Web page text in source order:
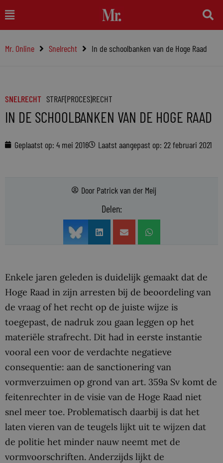
naar
inhoud
Main
Menu
Mr. Online Snelrecht In de schoolbanken van de Hoge Raad
SNELRECHT STRAF(PROCES)RECHT
IN DE SCHOOLBANKEN VAN DE HOGE RAAD
Geplaatst op: 4 mei 2016 Laatst aangepast op: 22 februari 2021
Door Patrick van der Meij
Delen:
Enkele jaren geleden is duidelijk gemaakt dat de
Hoge Raad in zijn arresten bij de beoordeling van
de vraag of het recht op de juiste wijze is
toegepast, de nadruk zou gaan leggen op het
materiële strafrecht. Dit had in eerste instantie
vooral een voor de verdachte negatieve
consequentie: aan de sanctionering van
vormverzuimen op grond van art. 359a Sv komt de
feitenrechter in de visie van de Hoge Raad niet
snel meer toe. Problematisch daarbij is dat het
laten vieren van de teugels lijkt uit te wijzen dat
de politie het minder nauw neemt met de
vormvoorschriften. Anderzijds lijkt de